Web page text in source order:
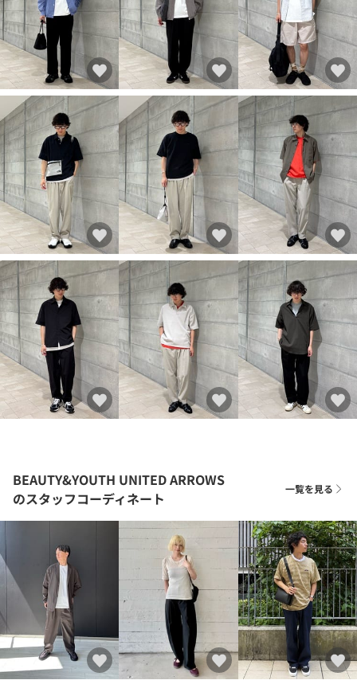
BEAUTY&YOUTH UNITED ARROWS
のスタッフコーディネート
一覧を見る